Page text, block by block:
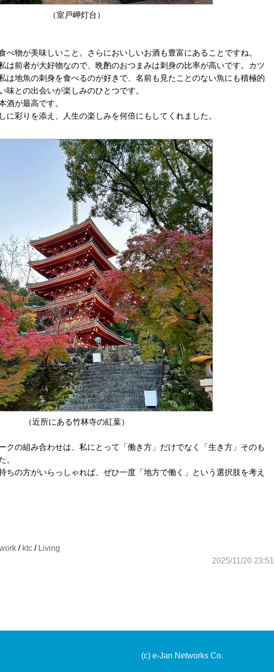
（室戸岬灯台）
べ物が美味しいこと。さらにおいしいお酒も豊富にあることですね。
は前者が大好物なので、晩酌のおつまみは刺身の比率が高いです。カツ
は地魚の刺身を食べるのが好きで、名前も見たことのない魚にも積極的
味との出会いが楽しみのひとつです。
酒が最高です。
に彩りを添え、人生の楽しみを何倍にもしてくれました。
（近所にある竹林寺の紅葉）
クの組み合わせは、私にとって「働き方」だけでなく「生き方」そのも
。
ちの方がいらっしゃれば、ぜひ一度「地方で働く」という選択肢を考え
/ ktc / Living
2025/11/20 23:51
(c) e-Jan Networks Co.